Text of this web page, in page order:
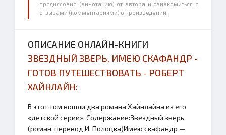
предисловие (аннотацию) от автора и ознакомиться с
отзывами (комментариями) о произведении.
ОПИСАНИЕ ОНЛАЙН-КНИГИ
ЗВЕЗДНЫЙ ЗВЕРЬ. ИМЕЮ СКАФАНДР -
ГОТОВ ПУТЕШЕСТВОВАТЬ - РОБЕРТ
ХАЙНЛАЙН:
В этот том вошли два романа Хайнлайна из его
«детской серии». Содержание:Звездный зверь
(роман, перевод И. Полоцка)Имею скафандр —